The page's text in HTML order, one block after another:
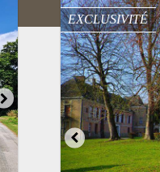
EXCLUSIVITÉ